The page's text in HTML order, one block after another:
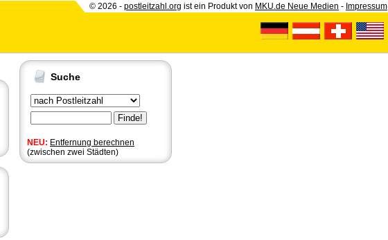
© 2026 - postleitzahl.org ist ein Produkt von MKU.de Neue Medien - Impressum
Suche
NEU: Entfernung berechnen
(zwischen zwei Städten)